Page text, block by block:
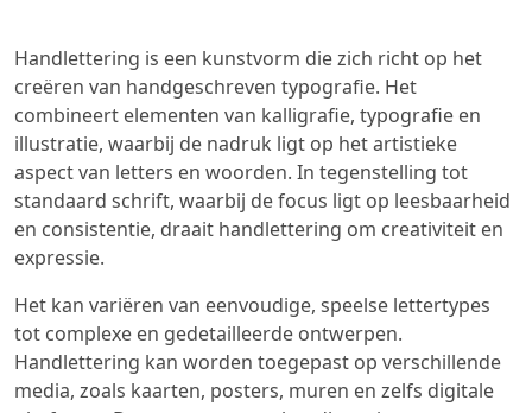
Handlettering is een kunstvorm die zich richt op het
creëren van handgeschreven typografie. Het
combineert elementen van kalligrafie, typografie en
illustratie, waarbij de nadruk ligt op het artistieke
aspect van letters en woorden. In tegenstelling tot
standaard schrift, waarbij de focus ligt op leesbaarheid
en consistentie, draait handlettering om creativiteit en
expressie.
Het kan variëren van eenvoudige, speelse lettertypes
tot complexe en gedetailleerde ontwerpen.
Handlettering kan worden toegepast op verschillende
media, zoals kaarten, posters, muren en zelfs digitale